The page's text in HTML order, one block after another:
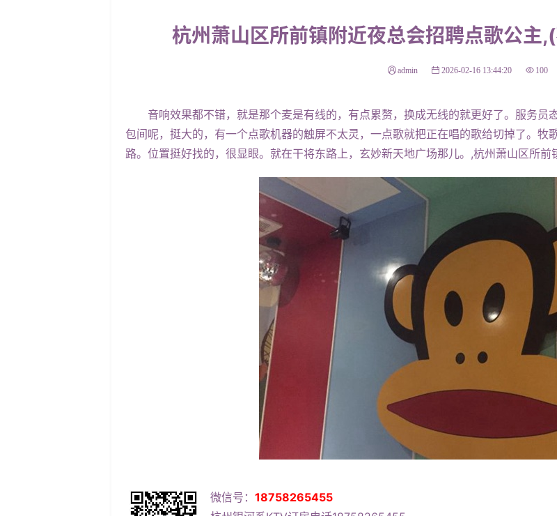
杭州萧山区所前镇附近夜总会招聘点歌公主
admin 2026-02-16 13:44:20 100
音响效果都不错，就是那个麦是有线的，有点累赘，换成无线的就更好了。服务员
包间呢，挺大的，有一个点歌机器的触屏不太灵，一点歌就把正在唱的歌给切掉了。牧
路。位置挺好找的，很显眼。就在干将东路上，玄妙新天地广场那儿。,杭州萧山区所
微信号： 18758265455